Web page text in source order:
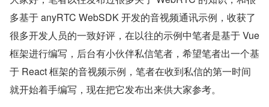
多基于 anyRTC WebSDK 开发的音视频通讯示例，收获了
很多开发人员的一致好评，在以往的示例中笔者是基于 Vue
框架进行编写，后台有小伙伴私信笔者，希望笔者出一个基
于 React 框架的音视频示例，笔者在收到私信的第一时间
就开始着手编写，现在把它发布出来供大家参考。